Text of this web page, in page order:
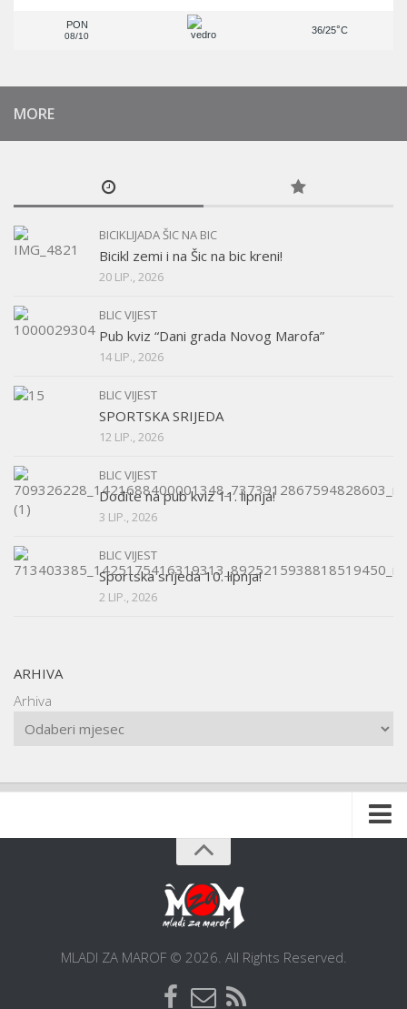
PON
08/10
36/25°C
MORE
BICIKLIJADA ŠIC NA BIC
Bicikl zemi i na Šic na bic kreni!
20 LIP., 2026
BLIC VIJEST
Pub kviz “Dani grada Novog Marofa”
14 LIP., 2026
BLIC VIJEST
SPORTSKA SRIJEDA
12 LIP., 2026
BLIC VIJEST
Dođite na pub kviz 11. lipnja!
3 LIP., 2026
BLIC VIJEST
Sportska srijeda 10. lipnja!
2 LIP., 2026
ARHIVA
Arhiva
Postani članMLADI ZA MAROF © 2026. All Rights Reserved.